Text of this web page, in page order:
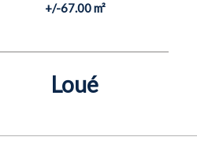
+/-67.00 m²
Loué